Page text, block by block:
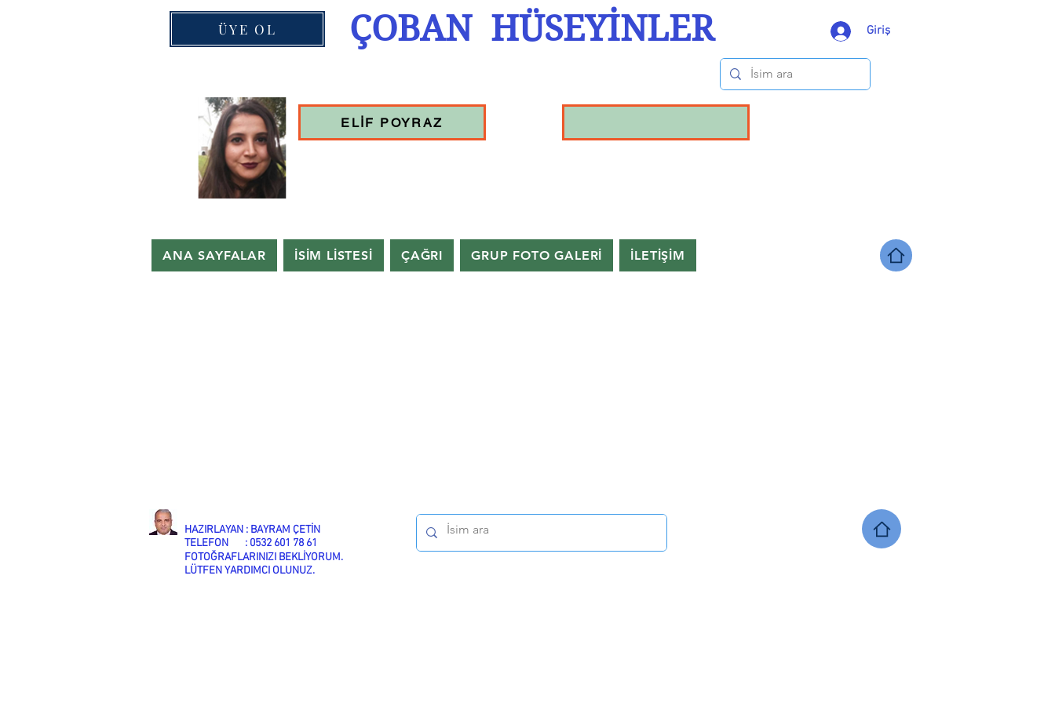
ÇOBAN HÜSEYİNLER Giriş
ÜYE OL
ANA SAYFALAR İSİM LİSTESİ ÇAĞRI GRUP FOTO GALERİ İLETİŞİM
ELİF POYRAZ
HAZIRLAYAN : BAYRAM ÇETİN
TELEFON : 0532 601 78 61
FOTOĞRAFLARINIZI BEKLİYORUM.
LÜTFEN YARDIMCI OLUNUZ.